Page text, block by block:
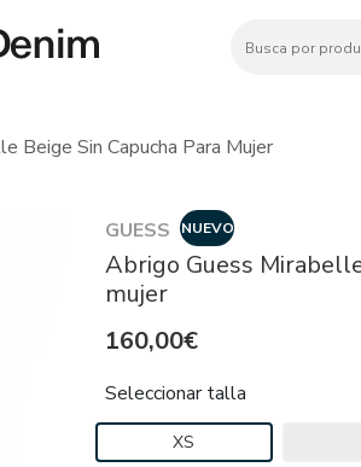
Beige Sin Capucha Para Mujer
GUESS NUEVO
Abrigo Guess
mujer
160,00€
Seleccionar talla
XS